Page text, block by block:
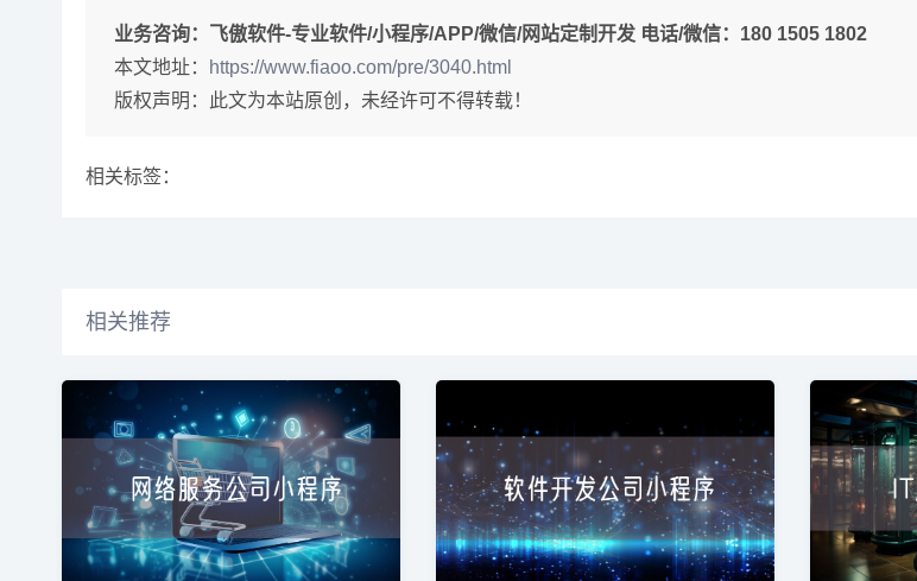
业务咨询： 飞傲软件-专业软件/小程序/APP/微信/网站定制开发 电话/微信：180 1505 1802
本文地址：
https://www.fiaoo.com/pre/3040.html
版权声明：此文为本站原创，未经许可不得转载！
相关标签：
相关推荐